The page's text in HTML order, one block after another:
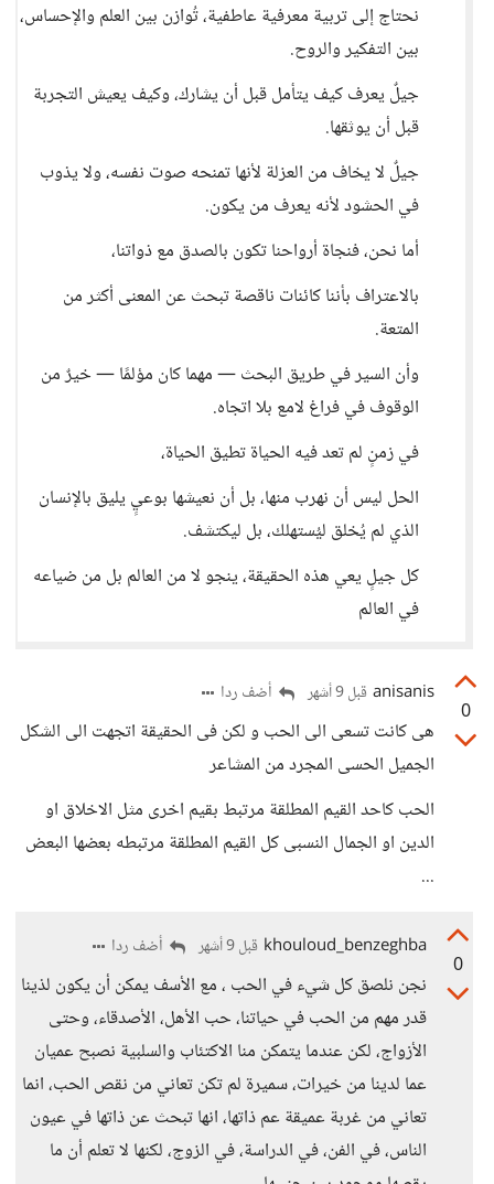
نحتاج إلى تربية معرفية عاطفية، تُوازن بين العلم والإحساس،
بين التفكير والروح.
جيلٌ يعرف كيف يتأمل قبل أن يشارك، وكيف يعيش التجربة
قبل أن يوثقها.
جيلٌ لا يخاف من العزلة لأنها تمنحه صوت نفسه، ولا يذوب
في الحشود لأنه يعرف من يكون.
أما نحن، فنجاة أرواحنا تكون بالصدق مع ذواتنا،
بالاعتراف بأننا كائنات ناقصة تبحث عن المعنى أكثر من
المتعة.
وأن السير في طريق البحث — مهما كان مؤلمًا — خيرٌ من
الوقوف في فراغ لامع بلا اتجاه.
في زمنٍ لم تعد فيه الحياة تطيق الحياة،
الحل ليس أن نهرب منها، بل أن نعيشها بوعيٍ يليق بالإنسان
الذي لم يُخلق ليُستهلك، بل ليكتشف.
كل جيلٍ يعي هذه الحقيقة، ينجو لا من العالم بل من ضياعه
في العالم
0
anisanis قبل 9 أشهر أضف ردا
هى كانت تسعى الى الحب و لكن فى الحقيقة اتجهت الى الشكل
الجميل الحسى المجرد من المشاعر
الحب كاحد القيم المطلقة مرتبط بقيم اخرى مثل الاخلاق او
الدين او الجمال النسبى كل القيم المطلقة مرتبطه بعضها البعض
...
0
khouloud_benzeghba قبل 9 أشهر أضف ردا
نجن نلصق كل شيء في الحب ، مع الأسف يمكن أن يكون لذينا
قدر مهم من الحب في حياتنا، حب الأهل، الأصدقاء، وحتى
الأزواج، لكن عندما يتمكن منا الاكتئاب والسلبية نصبح عميان
عما لدينا من خيرات، سميرة لم تكن تعاني من نقص الحب، انما
تعاني من غربة عميقة عم ذاتها، انها تبحث عن ذاتها في عيون
الناس، في الفن، في الدراسة، في الزوج، لكنها لا تعلم أن ما